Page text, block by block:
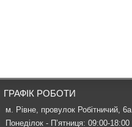
ГРАФІК РОБОТИ
м. Рівне, провулок Робітничий, 6а
Понеділок - П’ятниця: 09:00-18:00